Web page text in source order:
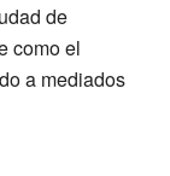
de
como el
a mediados